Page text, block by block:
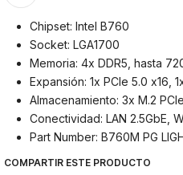
Chipset: Intel B760
Socket: LGA1700
Memoria: 4x DDR5, hasta
Expansión: 1x PCIe 5.0 x16,
Almacenamiento: 3x M.2
Conectividad: LAN 2.5GbE,
Part Number: B760M PG
COMPARTIR ESTE PRODUCTO